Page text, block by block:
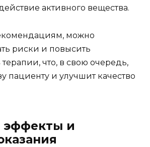
активного вещества.
можно
риски и повысить
что, в свою очередь,
пациенту и улучшит качество
эффекты и